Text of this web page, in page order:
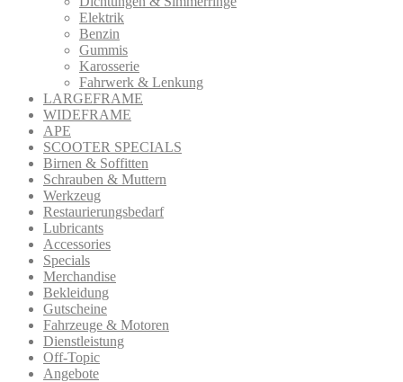
Elektrik
Benzin
Gummis
Karosserie
Fahrwerk & Lenkung
LARGEFRAME
WIDEFRAME
APE
SCOOTER SPECIALS
Birnen & Soffitten
Schrauben & Muttern
Werkzeug
Restaurierungsbedarf
Lubricants
Accessories
Specials
Merchandise
Bekleidung
Gutscheine
Fahrzeuge & Motoren
Dienstleistung
Off-Topic
Angebote